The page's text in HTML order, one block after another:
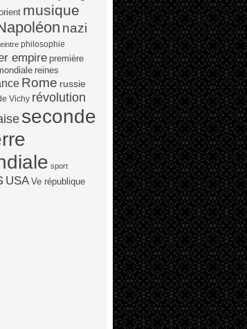
musique
nazi
philosophie
empire première
reines
Rome russie
Vichy révolution
seconde
sport
USA Ve république